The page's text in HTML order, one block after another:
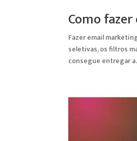
Como
Fazer email
seletivas, os filtros
consegue entregar